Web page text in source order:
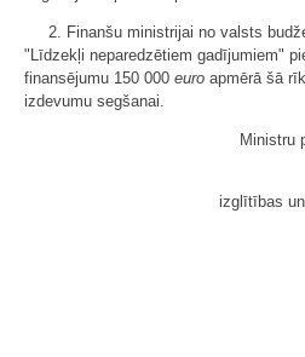
2. Finanšu ministrijai no valsts
"Līdzekļi neparedzētiem gadījumiem"
finansējumu 150 000 euro apmērā šā
izdevumu segšanai.
Ministru
izglītības